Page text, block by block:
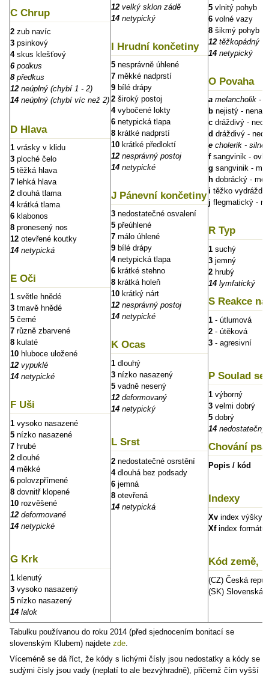
C Chrup
2 zub navíc
3 psinkový
4skus klešťový
6podkus
8předkus
12 neúplný (chybí 1 - 2)
14 neúplný (chybí víc než 2)
D Hlava
1 vrásky v klidu
3 ploché čelo
5 těžká hlava
7 lehká hlava
2 dlouhá tlama
4krátká tlama
6 klabonos
8 pronesený nos
12 otevřené koutky
14 netypická
E Oči
1 světle hnědé
3 tmavě hnědé
5 černé
7 různě zbarvené
8 kulaté
10 hluboce uložené
12 vypuklé
14 netypické
F Uši
1 vysoko nasazené
5 nízko nasazené
7 hrubé
2 dlouhé
4měkké
6 polovzpřímené
8 dovnitř klopené
10 rozvěšené
12 deformované
14 netypické
G Krk
1 klenutý
3 vysoko nasazený
5 nízko nasazený
14 lalok
12 velký sklon zádě
14 netypický
I Hrudní končetiny
5 nesprávně úhlené
7 měkké nadprstí
9 bílé drápy
2 široký postoj
4vybočené lokty
6 netypická tlapa
8 krátké nadprstí
10 krátké předloktí
12 nesprávný postoj
14 netypické
J Pánevní končetiny
3 nedostatečné osvalení
5 přeúhlené
7 málo úhlené
9 bílé drápy
4netypická tlapa
6 krátké stehno
8 krátká holeň
10 krátký nárt
12 nesprávný postoj
14 netypické
K Ocas
1 dlouhý
3 nízko nasazený
5 vadně nesený
12 deformovaný
14 netypický
L Srst
2 nedostatečné osrstění
4dlouhá bez podsady
6 jemná
8 otevřená
14 netypická
5 vlnitý pohyb
6 volné vazy
8 šikmý pohyb
12 těžkopádný
14 netypický
O Povaha
a melancholik -
b nejistý -
c dráždivý -
d dráždivý -
e cholerik - silně
fsangvinik -
g sangvinik -
h dobrácký -
i těžko
j flegmatický -
R Typ
1 suchý
3 jemný
2 hrubý
14 lymfatický
S Reakce
1 - útlumová
2 - útěková
3 - agresivní
P Soulad se
1 výborný
3 velmi dobrý
5 dobrý
14 nedostatečný
Chování
Popis / kód
Indexy
Xv index výšky
Xfindex formátu
Kód země,
(CZ) Česká
(SK) Slovenská
Tabulku používanou do roku 2014 (před sjednocením bonitací se
slovenským Klubem) najdete zde.
Víceméně se dá říct, že kódy s lichými čísly jsou nedostatky a kódy se
sudými čísly jsou vady (neplatí to ale bezvýhradně), přičemž čím vyšší